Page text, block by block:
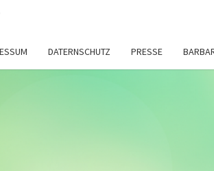
DATERNSCHUTZ PRESSE